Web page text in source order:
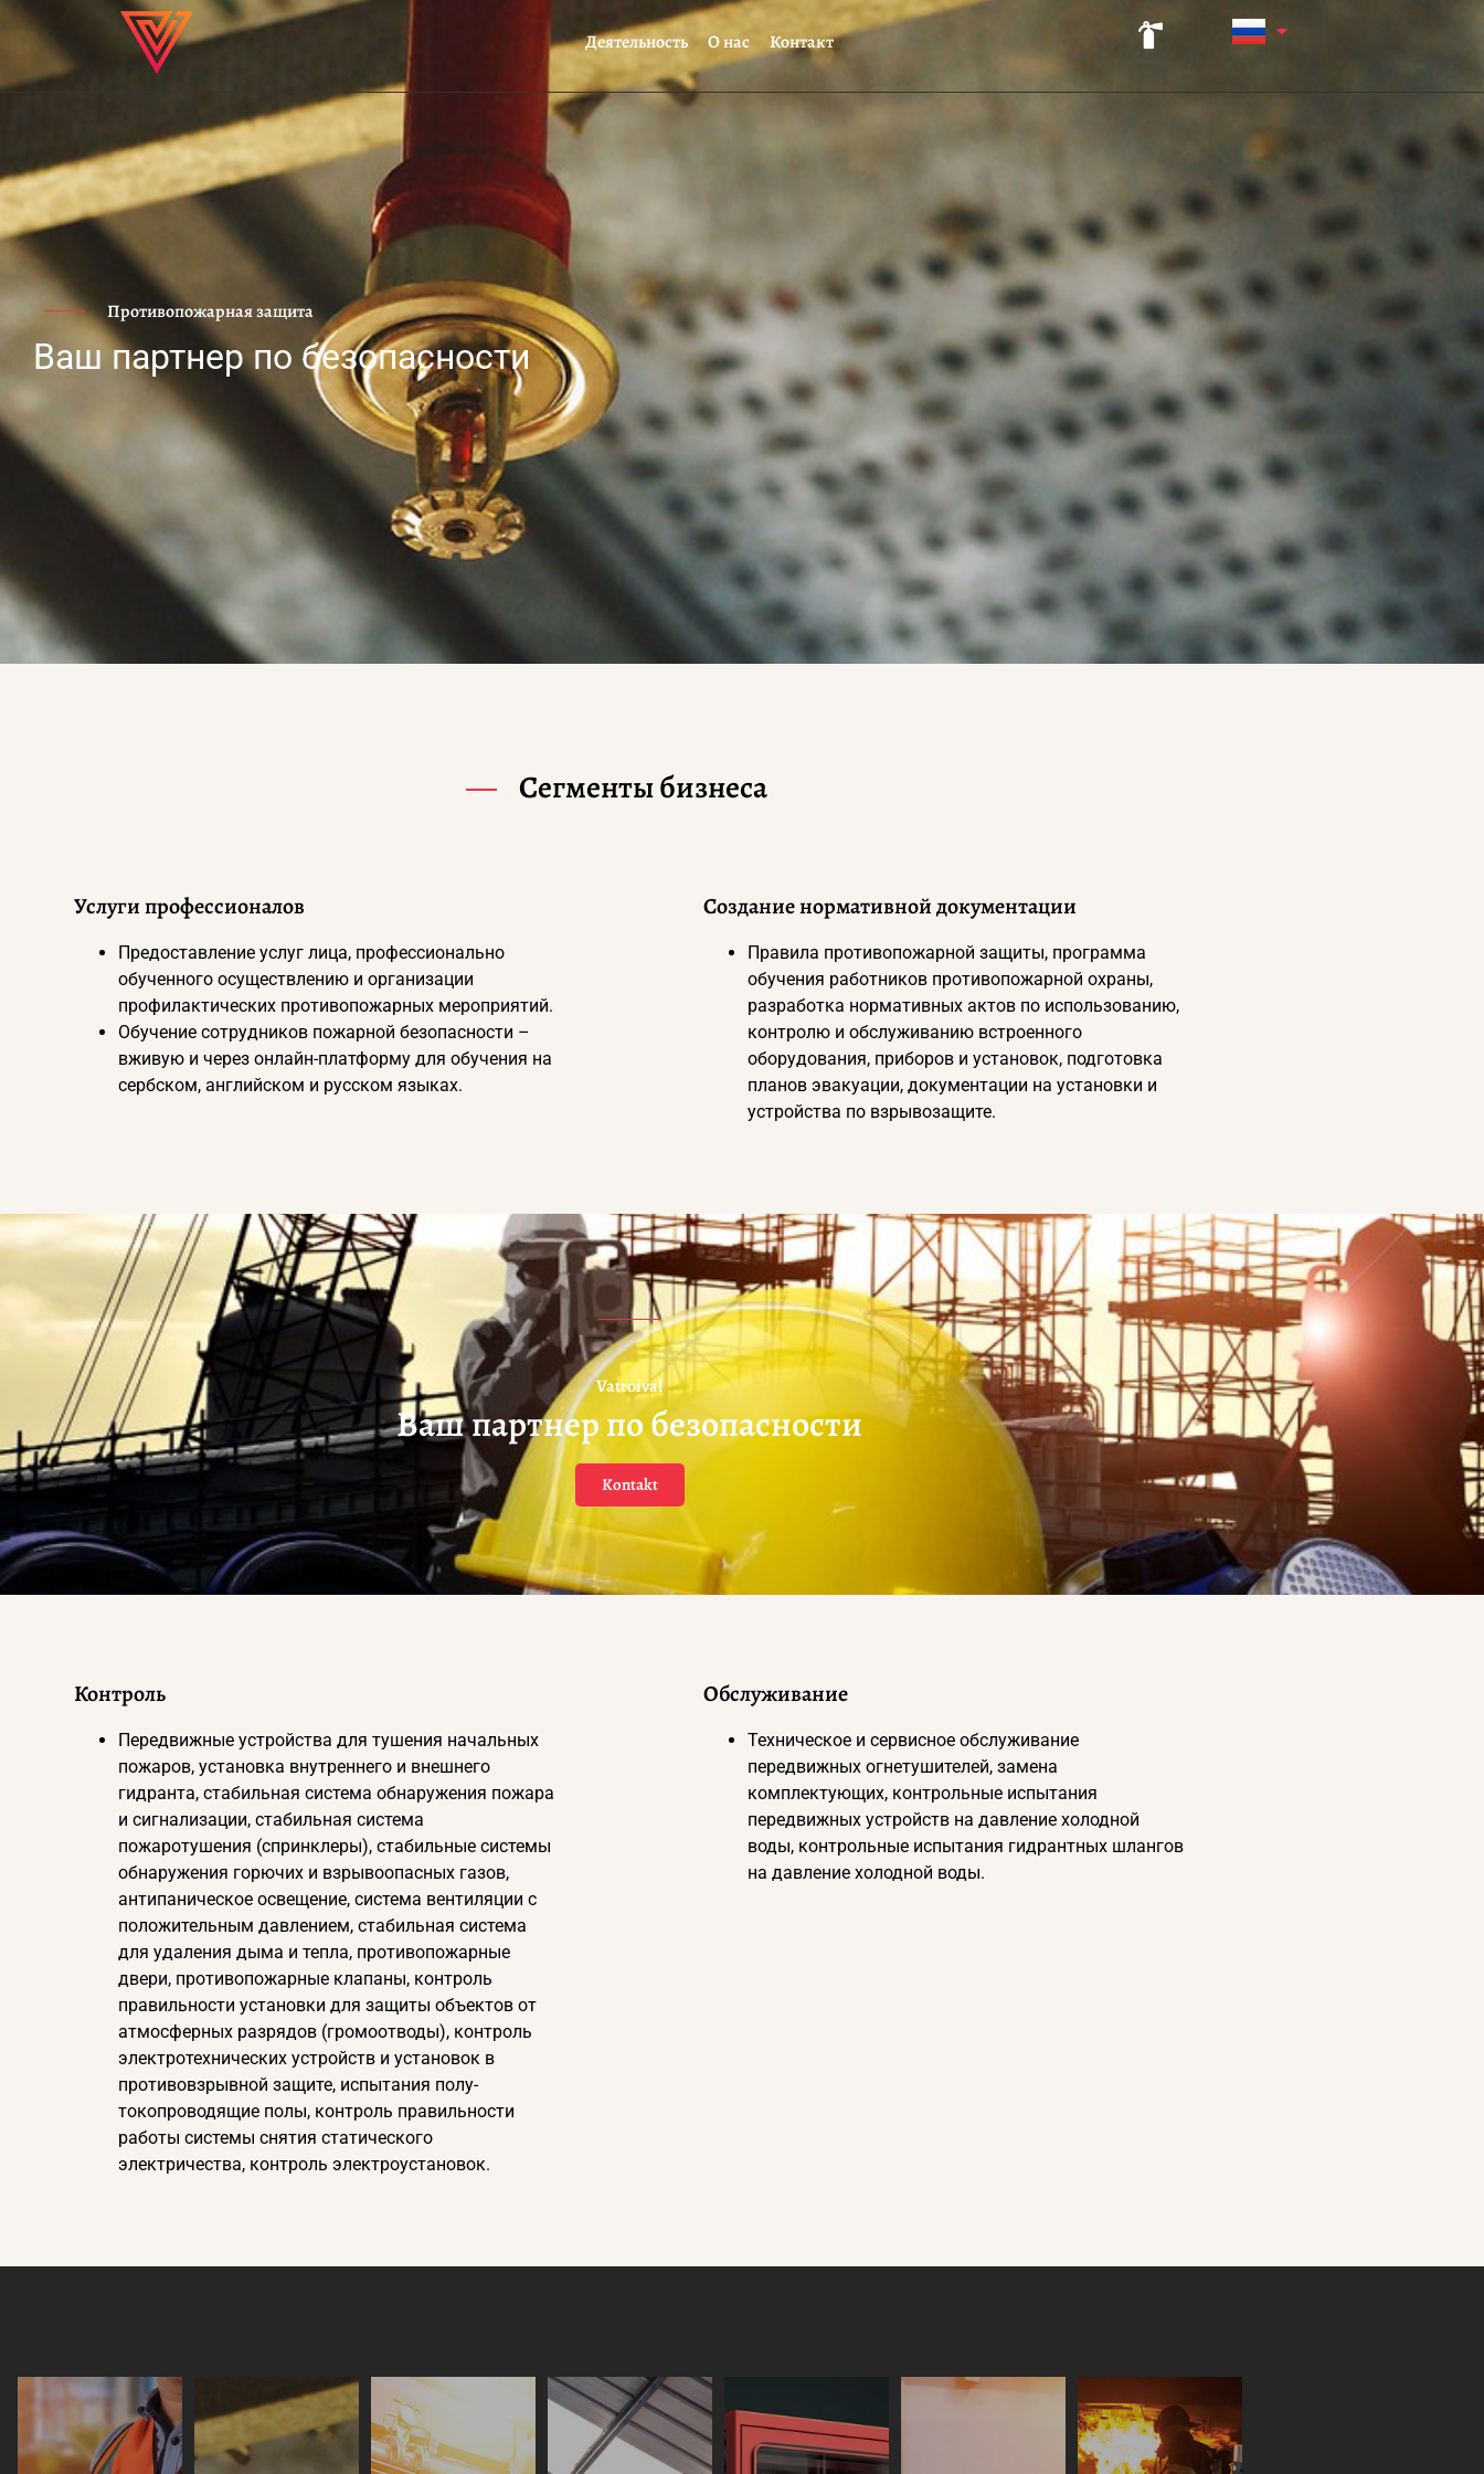
Деятельность О нас Контакт
Противопожарная защита
Ваш партнер по безопасности
Сегменты бизнеса
Услуги профессионалов
Предоставление услуг лица, профессионально
обученного осуществлению и организации
профилактических противопожарных мероприятий.
Обучение сотрудников пожарной безопасности –
вживую и через онлайн-платформу для обучения на
сербском, английском и русском языках.
Создание нормативной документации
Правила противопожарной защиты, программа
обучения работников противопожарной охраны,
разработка нормативных актов по использованию,
контролю и обслуживанию встроенного
оборудования, приборов и установок, подготовка
планов эвакуации, документации на установки и
устройства по взрывозащите.
Vatroival
Ваш партнер по безопасности
Kontakt
Контроль
Передвижные устройства для тушения начальных
пожаров, установка внутреннего и внешнего
гидранта, стабильная система обнаружения пожара
и сигнализации, стабильная система
пожаротушения (спринклеры), стабильные системы
обнаружения горючих и взрывоопасных газов,
антипаническое освещение, система вентиляции с
положительным давлением, стабильная система
для удаления дыма и тепла, противопожарные
двери, противопожарные клапаны, контроль
правильности установки для защиты объектов от
атмосферных разрядов (громоотводы), контроль
электротехнических устройств и установок в
противовзрывной защите, испытания полу-
токопроводящие полы, контроль правильности
работы системы снятия статического
электричества, контроль электроустановок.
Обслуживание
Техническое и сервисное обслуживание
передвижных огнетушителей, замена
комплектующих, контрольные испытания
передвижных устройств на давление холодной
воды, контрольные испытания гидрантных шлангов
на давление холодной воды.